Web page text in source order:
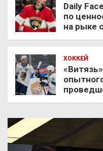
Daily
по
на рыке
ХОККЕЙ